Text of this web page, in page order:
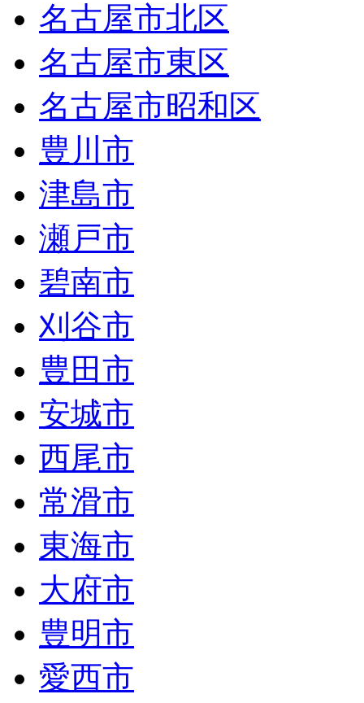
名古屋市北区
名古屋市東区
名古屋市昭和区
豊川市
津島市
瀬戸市
碧南市
刈谷市
豊田市
安城市
西尾市
常滑市
東海市
大府市
豊明市
愛西市